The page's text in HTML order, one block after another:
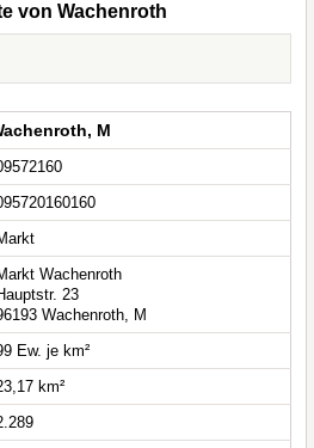
von Wachenroth
M
Wachenroth
23
Wachenroth, M
Ew. je km²
km²